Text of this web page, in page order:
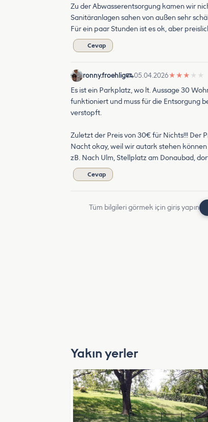
Zu der Abwasserentsorgung kamen wir
Sanitäranlagen sahen von außen sehr
Für ein paar Stunden ist es ok, aber
Cevap
ronny.froehlig 05.04.2026★ ★ ★ ★ ★
Es ist ein Parkplatz, wo lt. Aussage 30
funktioniert und muss für die Entsorgung
verstopft.
Zuletzt der Preis von 30€ für Nichts!!! Der
Nacht okay, weil wir autark stehen
zB. Nach Ulm, Stellplatz am Donaubad,
Cevap
Tüm bilgileri görmek için giriş yapın
Yakın yerler